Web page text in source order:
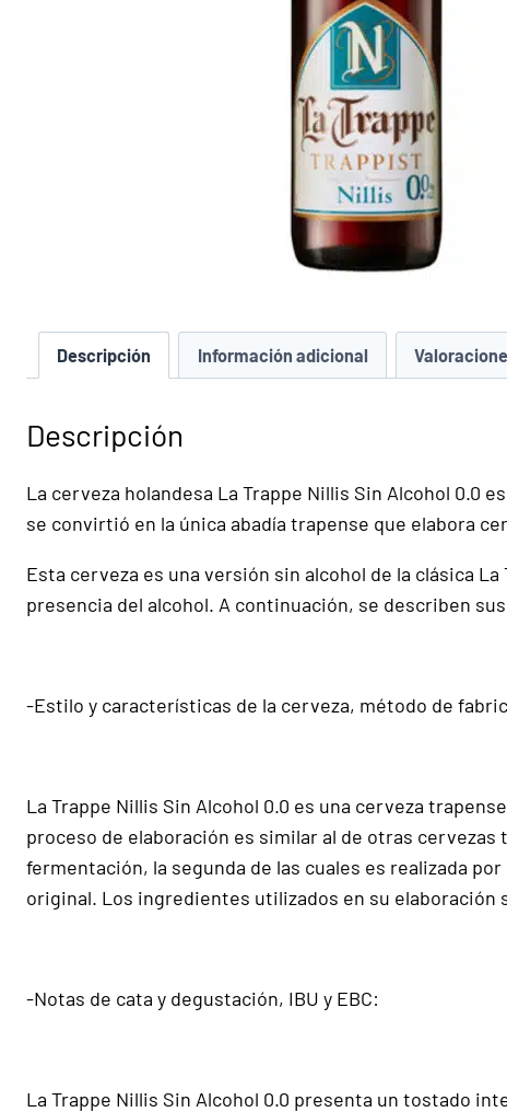
Descripción Información adicional
Descripción
La cerveza holandesa La Trappe Nillis Sin Alcohol 0.0
se convirtió en la única abadía trapense que elabora
Esta cerveza es una versión sin alcohol de la clásica
presencia del alcohol. A continuación, se describen
-Estilo y características de la cerveza, método de
La Trappe Nillis Sin Alcohol 0.0 es una cerveza
proceso de elaboración es similar al de otras
fermentación, la segunda de las cuales es realizada
original. Los ingredientes utilizados en su elaboración
-Notas de cata y degustación, IBU y EBC:
La Trappe Nillis Sin Alcohol 0.0 presenta un tostado